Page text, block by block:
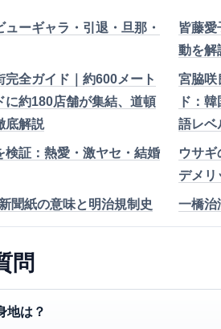
ーギャラ・引退・旦那・
皆藤愛
動を解
完全ガイド｜約600メート
に約180店舗が集結、道頓
底解説
宮脇咲
ド：
語レベ
検証：熱愛・激ヤセ・結婚
ウサ
デメリ
聞紙の意味と明治規制史 一橋治
問
地は？